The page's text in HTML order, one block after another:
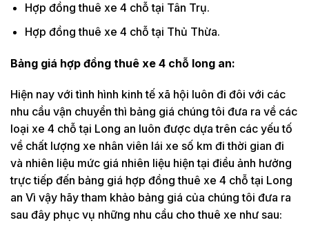
Hợp đồng thuê xe 4 chỗ tại Tân Trụ.
Hợp đồng thuê xe 4 chỗ tại Thủ Thừa.
Bảng giá hợp đồng thuê xe 4 chỗ long an:
Hiện nay với tình hình kinh tế xã hội luôn đi đôi với các
nhu cầu vận chuyển thì bảng giá chúng tôi đưa ra về các
loại xe 4 chỗ tại Long an luôn được dựa trên các yếu tố
về chất lượng xe nhân viên lái xe số km đi thời gian đi
và nhiên liệu mức giá nhiên liệu hiện tại điều ảnh hưởng
trực tiếp đến bảng giá hợp đồng thuê xe 4 chỗ tại Long
an Vì vậy hãy tham khảo bảng giá của chúng tôi đưa ra
sau đây phục vụ những nhu cầu cho thuê xe như sau: